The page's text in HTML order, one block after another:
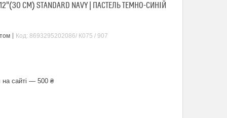
СМ) STANDARD NAVY | ПАСТЕЛЬ ТЕМНО-СИНІЙ
Код: 8693295202086/ К075 / 907
на сайті — 500 ₴